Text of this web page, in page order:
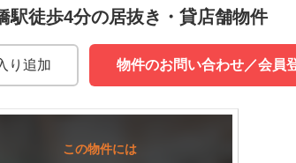
駅徒歩4分の居抜き・貸店舗物件
り追加 物件のお問い合わせ／会員
この物件には